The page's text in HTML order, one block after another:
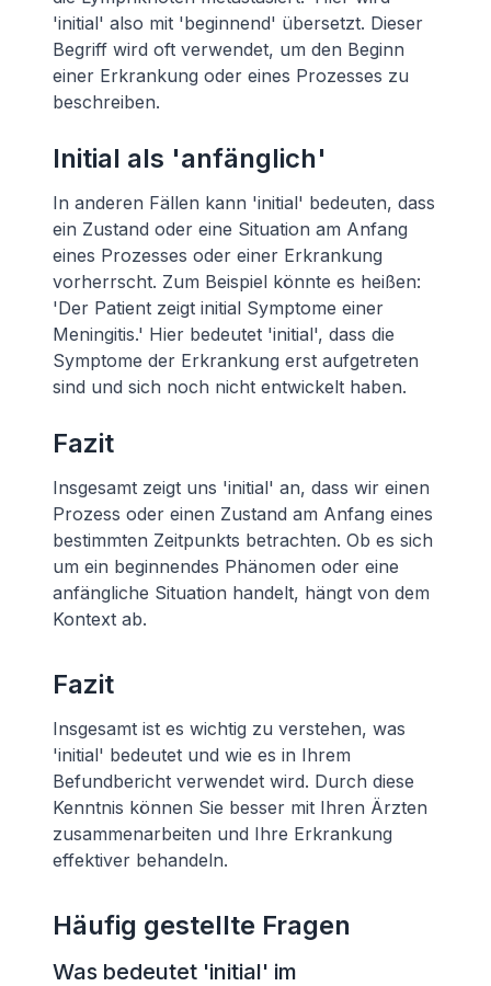
'initial' also mit 'beginnend' übersetzt. Dieser
Begriff wird oft verwendet, um den Beginn
einer Erkrankung oder eines Prozesses zu
beschreiben.
Initial als 'anfänglich'
In anderen Fällen kann 'initial' bedeuten, dass
ein Zustand oder eine Situation am Anfang
eines Prozesses oder einer Erkrankung
vorherrscht. Zum Beispiel könnte es heißen:
'Der Patient zeigt initial Symptome einer
Meningitis.' Hier bedeutet 'initial', dass die
Symptome der Erkrankung erst aufgetreten
sind und sich noch nicht entwickelt haben.
Fazit
Insgesamt zeigt uns 'initial' an, dass wir einen
Prozess oder einen Zustand am Anfang eines
bestimmten Zeitpunkts betrachten. Ob es sich
um ein beginnendes Phänomen oder eine
anfängliche Situation handelt, hängt von dem
Kontext ab.
Fazit
Insgesamt ist es wichtig zu verstehen, was
'initial' bedeutet und wie es in Ihrem
Befundbericht verwendet wird. Durch diese
Kenntnis können Sie besser mit Ihren Ärzten
zusammenarbeiten und Ihre Erkrankung
effektiver behandeln.
Häufig gestellte Fragen
Was bedeutet 'initial' im